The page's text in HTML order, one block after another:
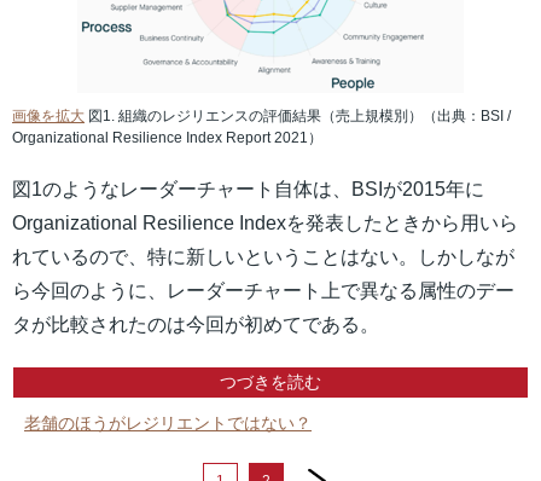
画像を拡大 図1. 組織のレジリエンスの評価結果（売上規模別）（出典：BSI /
Organizational Resilience Index Report 2021）
図1のようなレーダーチャート自体は、BSIが2015年に
Organizational Resilience Indexを発表したときから用いら
れているので、特に新しいということはない。しかしなが
ら今回のように、レーダーチャート上で異なる属性のデー
タが比較されたのは今回が初めてである。
つづきを読む
老舗のほうがレジリエントではない？
next